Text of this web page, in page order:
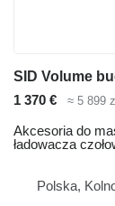
1 370 € ≈ 5 899
Akcesoria do
ładowacza
Polska,